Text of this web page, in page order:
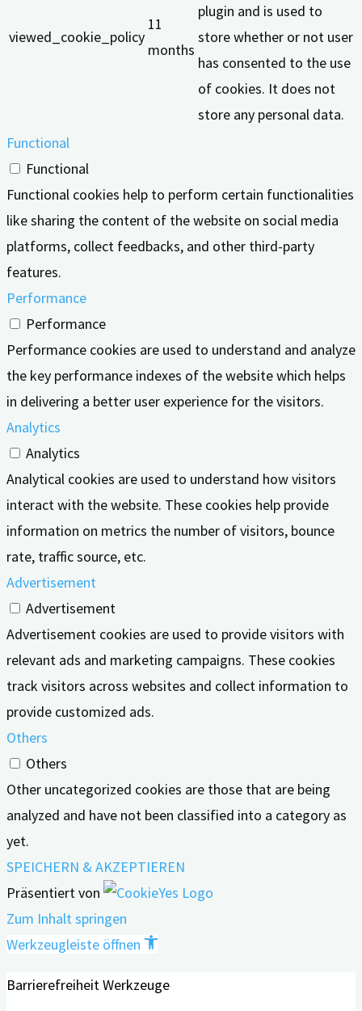
viewed_cookie_policy
11
months
plugin and is used to
store whether or not user
has consented to the use
of cookies. It does not
store any personal data.
Functional
Functional
Functional cookies help to perform certain functionalities
like sharing the content of the website on social media
platforms, collect feedbacks, and other third-party
features.
Performance
Performance
Performance cookies are used to understand and analyze
the key performance indexes of the website which helps
in delivering a better user experience for the visitors.
Analytics
Analytics
Analytical cookies are used to understand how visitors
interact with the website. These cookies help provide
information on metrics the number of visitors, bounce
rate, traffic source, etc.
Advertisement
Advertisement
Advertisement cookies are used to provide visitors with
relevant ads and marketing campaigns. These cookies
track visitors across websites and collect information to
provide customized ads.
Others
Others
Other uncategorized cookies are those that are being
analyzed and have not been classified into a category as
yet.
SPEICHERN & AKZEPTIEREN
Präsentiert von
Zum Inhalt springen
Werkzeugleiste öffnen
Barrierefreiheit Werkzeuge